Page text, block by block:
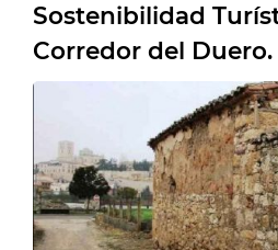
Sostenibilidad
Corredor del Duero.